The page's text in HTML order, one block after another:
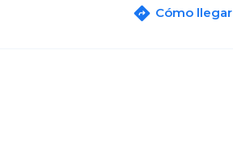
Cómo llegar